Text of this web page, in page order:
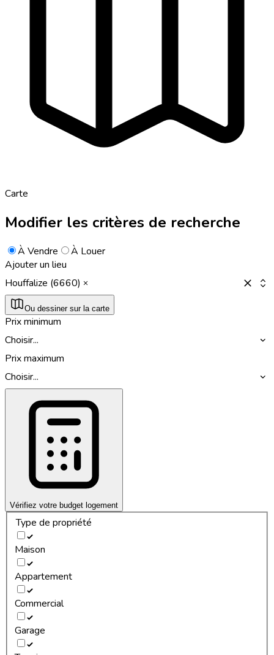
Carte
Modifier les critères de recherche
À Vendre
À Louer
Ajouter un lieu
Houffalize (6660)
Ou dessiner sur la carte
Prix minimum
Choisir...
Prix maximum
Choisir...
Vérifiez votre budget logement
Type de propriété
Maison
Appartement
Commercial
Garage